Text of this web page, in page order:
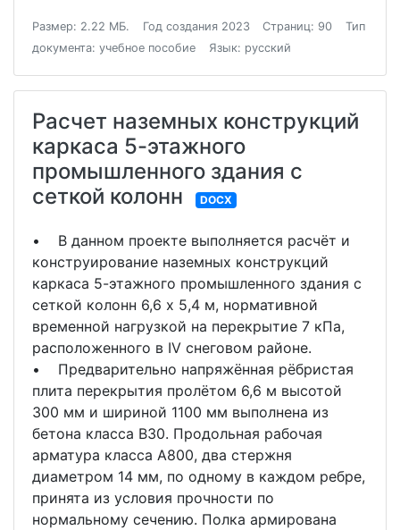
Размер: 2.22 МБ. Год создания 2023 Страниц: 90
Тип
документа: учебное пособие
Язык: русский
Расчет наземных конструкций
каркаса 5-этажного
промышленного здания с
сеткой колонн
DOCX
• В данном проекте выполняется расчёт и
конструирование наземных конструкций
каркаса 5-этажного промышленного здания с
сеткой колонн 6,6 х 5,4 м, нормативной
временной нагрузкой на перекрытие 7 кПа,
расположенного в IV снеговом районе.
• Предварительно напряжённая рёбристая
плита перекрытия пролётом 6,6 м высотой
300 мм и шириной 1100 мм выполнена из
бетона класса В30. Продольная рабочая
арматура класса А800, два стержня
диаметром 14 мм, по одному в каждом ребре,
принята из условия прочности по
нормальному сечению. Полка армирована